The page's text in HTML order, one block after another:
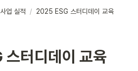
업 실적 / 2025 ESG 스터디데이 교육
터디데이 교육